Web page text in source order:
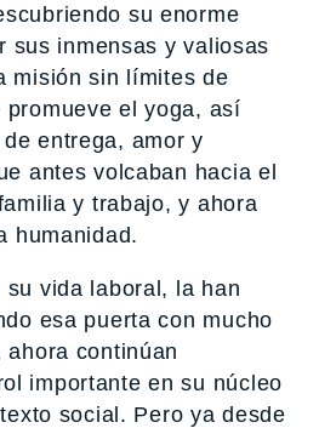
su enorme
sus inmensas y valiosas
misión sin límites de
el yoga, así
entrega, amor y
antes volcaban hacia el
y trabajo, y ahora
humanidad.
su vida laboral, la han
esa puerta con mucho
continúan
importante en su núcleo
social. Pero ya desde